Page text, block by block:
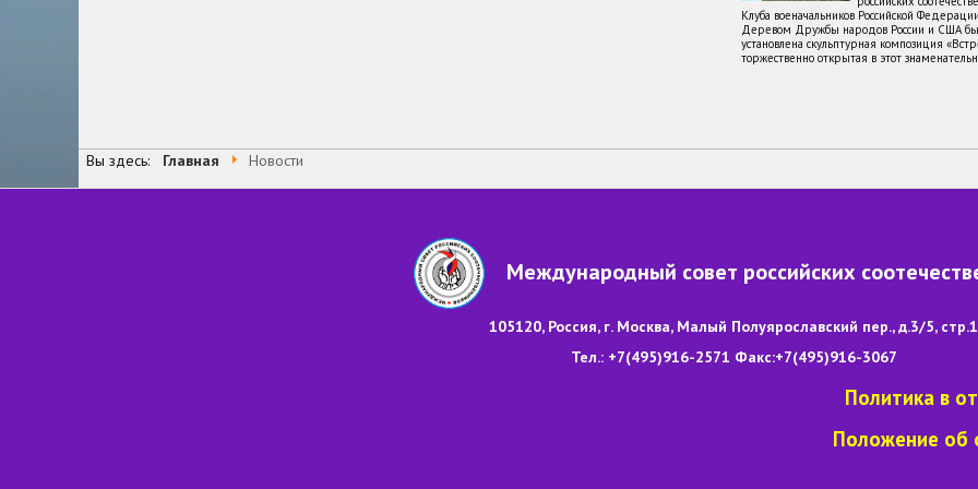
Клуба военачальников Российской
Деревом Дружбы народов России и США
установлена скульптурная композиция
торжественно открытая в этот
Вы здесь: Главная Новости
Международный совет российских
105120, Россия, г. Москва, Малый Полуярославский пер., д.3/5, стр.1
Тел.: +7(495)916-2571 Факс:+7(495)916-3067
Политика в
Положение об